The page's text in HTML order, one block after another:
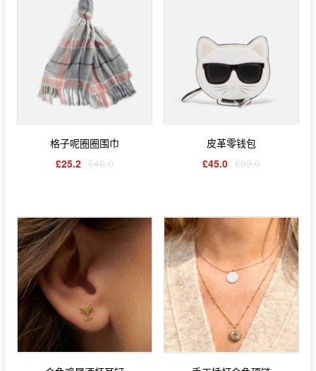
格子呢圈圈围巾
£25.2 £40.0
皮革零钱包
£45.0 £99.0